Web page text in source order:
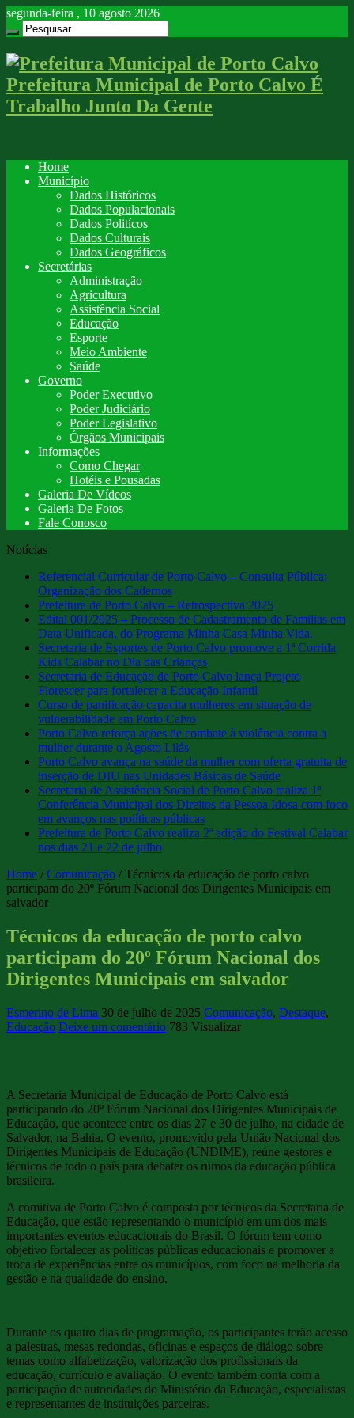
segunda-feira , 10 agosto 2026
Prefeitura Municipal de Porto Calvo É
Trabalho Junto Da Gente
Home
Município
Dados Históricos
Dados Populacionais
Dados Politícos
Dados Culturais
Dados Geográficos
Secretárias
Administração
Agricultura
Assistência Social
Educação
Esporte
Meio Ambiente
Saúde
Governo
Poder Executivo
Poder Judiciário
Poder Legislativo
Órgãos Municipais
Informações
Como Chegar
Hotéis e Pousadas
Galeria De Vídeos
Galeria De Fotos
Fale Conosco
Notícias
Referencial Curricular de Porto Calvo – Consulta Pública:
Organização dos Cadernos
Prefeitura de Porto Calvo – Retrospectiva 2025
Edital 001/2025 – Processo de Cadastramento de Familias em
Data Unificada, do Programa Minha Casa Minha Vida.
Secretaria de Esportes de Porto Calvo promove a 1ª Corrida
Kids Calabar no Dia das Crianças
Secretaria de Educação de Porto Calvo lança Projeto
Florescer para fortalecer a Educação Infantil
Curso de panificação capacita mulheres em situação de
vulnerabilidade em Porto Calvo
Porto Calvo reforça ações de combate à violência contra a
mulher durante o Agosto Lilás
Porto Calvo avança na saúde da mulher com oferta gratuita de
inserção de DIU nas Unidades Básicas de Saúde
Secretaria de Assistência Social de Porto Calvo realiza 1ª
Conferência Municipal dos Direitos da Pessoa Idosa com foco
em avanços nas políticas públicas
Prefeitura de Porto Calvo realiza 2ª edição do Festival Calabar
nos dias 21 e 22 de julho
Home / Comunicação / Técnicos da educação de porto calvo
participam do 20º Fórum Nacional dos Dirigentes Municipais em
salvador
Técnicos da educação de porto calvo
participam do 20º Fórum Nacional dos
Dirigentes Municipais em salvador
Esmerino de Lima 30 de julho de 2025 Comunicação, Destaque,
Educação Deixe um comentário 783 Visualizar
A Secretaria Municipal de Educação de Porto Calvo está
participando do 20º Fórum Nacional dos Dirigentes Municipais de
Educação, que acontece entre os dias 27 e 30 de julho, na cidade de
Salvador, na Bahia. O evento, promovido pela União Nacional dos
Dirigentes Municipais de Educação (UNDIME), reúne gestores e
técnicos de todo o país para debater os rumos da educação pública
brasileira.
A comitiva de Porto Calvo é composta por técnicos da Secretaria de
Educação, que estão representando o município em um dos mais
importantes eventos educacionais do Brasil. O fórum tem como
objetivo fortalecer as políticas públicas educacionais e promover a
troca de experiências entre os municípios, com foco na melhoria da
gestão e na qualidade do ensino.
Durante os quatro dias de programação, os participantes terão acesso
a palestras, mesas redondas, oficinas e espaços de diálogo sobre
temas como alfabetização, valorização dos profissionais da
educação, currículo e avaliação. O evento também conta com a
participação de autoridades do Ministério da Educação, especialistas
e representantes de instituições parceiras.